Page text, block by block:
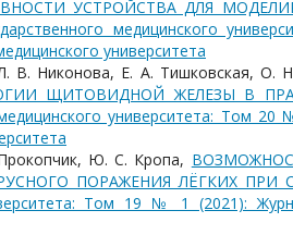
УСТРОЙСТВА ДЛЯ
медицинского
университета
В. Никонова, Е. А. Тишковская, О.
ЩИТОВИДНОЙ ЖЕЛЕЗЫ В
университета: Том
Ю. С. Кропа,
ПОРАЖЕНИЯ ЛЁГКИХ ПРИ
Том 19 № 1 (2021):